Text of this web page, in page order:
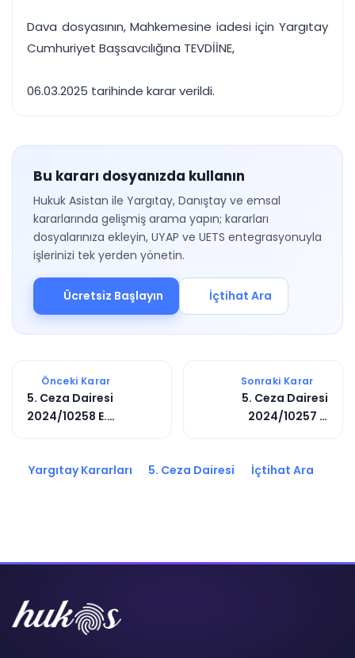
Dava dosyasının, Mahkemesine iadesi için Yargıtay
Cumhuriyet Başsavcılığına TEVDİİNE,
06.03.2025 tarihinde karar verildi.
Bu kararı dosyanızda kullanın
Hukuk Asistan ile Yargıtay, Danıştay ve emsal
kararlarında gelişmiş arama yapın; kararları
dosyalarınıza ekleyin, UYAP ve UETS entegrasyonuyla
işlerinizi tek yerden yönetin.
Ücretsiz Başlayın İçtihat Ara
Önceki Karar
5. Ceza Dairesi
2024/10258 E.
Sonraki Karar
5. Ceza Dairesi
2024/10257 E.
Yargıtay Kararları 5. Ceza Dairesi İçtihat Ara